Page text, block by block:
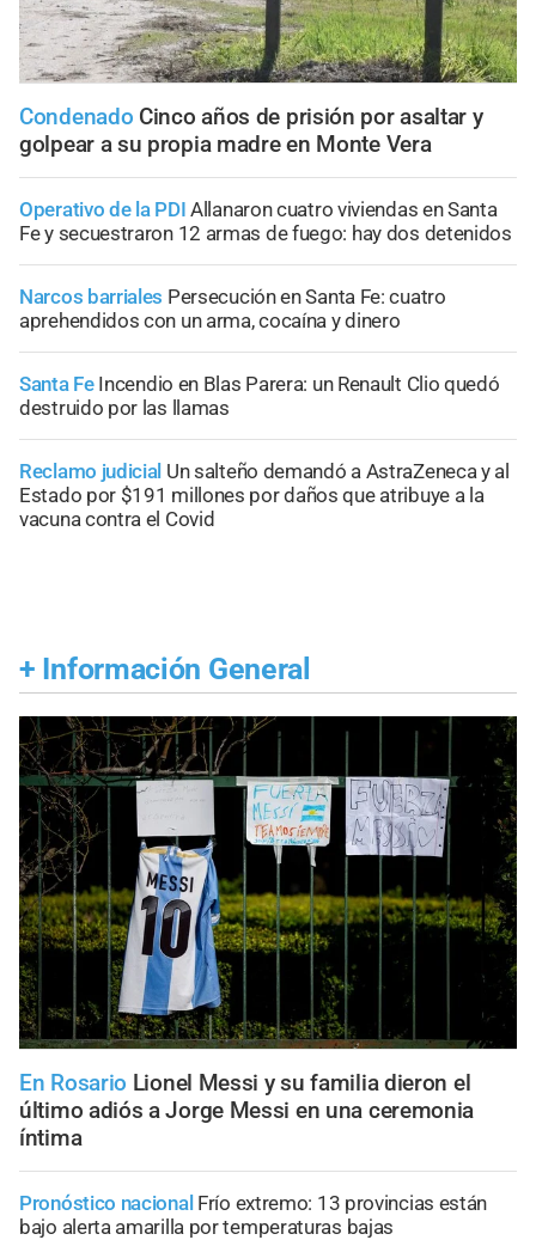
Condenado Cinco años de prisión por asaltar y
golpear a su propia madre en Monte Vera
Operativo de la PDI Allanaron cuatro viviendas en Santa
Fe y secuestraron 12 armas de fuego: hay dos detenidos
Narcos barriales Persecución en Santa Fe: cuatro
aprehendidos con un arma, cocaína y dinero
Santa Fe Incendio en Blas Parera: un Renault Clio quedó
destruido por las llamas
Reclamo judicial Un salteño demandó a AstraZeneca y al
Estado por $191 millones por daños que atribuye a la
vacuna contra el Covid
+ Información General
En Rosario Lionel Messi y su familia dieron el
último adiós a Jorge Messi en una ceremonia
íntima
Pronóstico nacional Frío extremo: 13 provincias están
bajo alerta amarilla por temperaturas bajas